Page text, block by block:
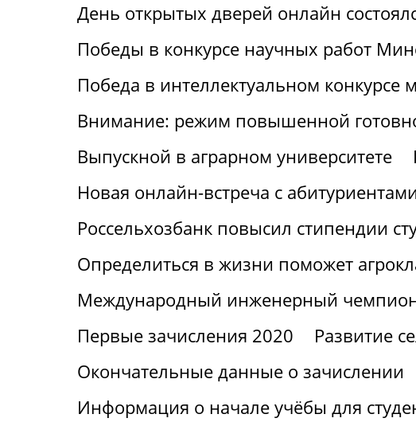
День открытых дверей онлайн
Победы в конкурсе научных работ
Победа в интеллектуальном конкурсе
Внимание: режим повышенной
Выпускной в аграрном университете
Новая онлайн-встреча с абитуриентами
Россельхозбанк повысил стипендии
Определиться в жизни поможет
Международный инженерный
Первые зачисления 2020
Развитие
Окончательные данные о зачислении
Информация о начале учёбы для